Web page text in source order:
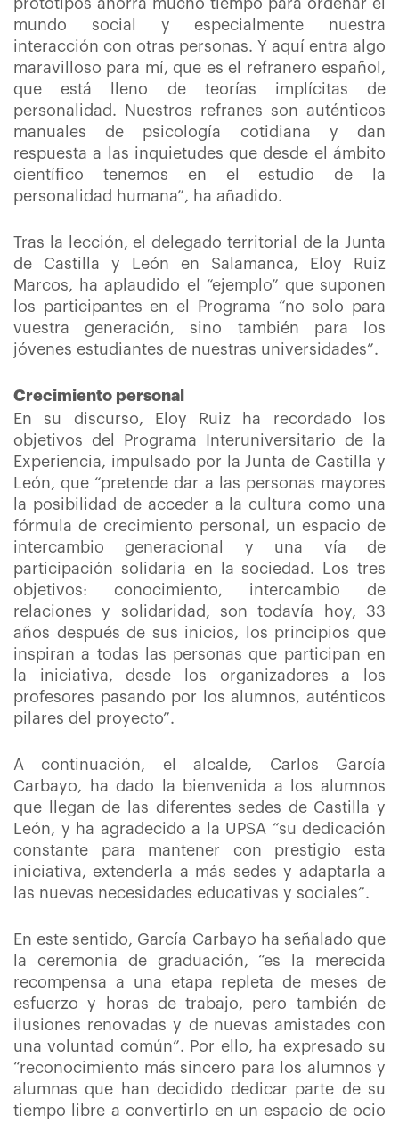
prototipos ahorra mucho tiempo para ordenar el
mundo social y especialmente nuestra
interacción con otras personas. Y aquí entra algo
maravilloso para mí, que es el refranero español,
que está lleno de teorías implícitas de
personalidad. Nuestros refranes son auténticos
manuales de psicología cotidiana y dan
respuesta a las inquietudes que desde el ámbito
científico tenemos en el estudio de la
personalidad humana”, ha añadido.
Tras la lección, el delegado territorial de la Junta
de Castilla y León en Salamanca, Eloy Ruiz
Marcos, ha aplaudido el “ejemplo” que suponen
los participantes en el Programa “no solo para
vuestra generación, sino también para los
jóvenes estudiantes de nuestras universidades”.
Crecimiento personal
En su discurso, Eloy Ruiz ha recordado los
objetivos del Programa Interuniversitario de la
Experiencia, impulsado por la Junta de Castilla y
León, que “pretende dar a las personas mayores
la posibilidad de acceder a la cultura como una
fórmula de crecimiento personal, un espacio de
intercambio generacional y una vía de
participación solidaria en la sociedad. Los tres
objetivos: conocimiento, intercambio de
relaciones y solidaridad, son todavía hoy, 33
años después de sus inicios, los principios que
inspiran a todas las personas que participan en
la iniciativa, desde los organizadores a los
profesores pasando por los alumnos, auténticos
pilares del proyecto”.
A continuación, el alcalde, Carlos García
Carbayo, ha dado la bienvenida a los alumnos
que llegan de las diferentes sedes de Castilla y
León, y ha agradecido a la UPSA “su dedicación
constante para mantener con prestigio esta
iniciativa, extenderla a más sedes y adaptarla a
las nuevas necesidades educativas y sociales”.
En este sentido, García Carbayo ha señalado que
la ceremonia de graduación, “es la merecida
recompensa a una etapa repleta de meses de
esfuerzo y horas de trabajo, pero también de
ilusiones renovadas y de nuevas amistades con
una voluntad común”. Por ello, ha expresado su
“reconocimiento más sincero para los alumnos y
alumnas que han decidido dedicar parte de su
tiempo libre a convertirlo en un espacio de ocio